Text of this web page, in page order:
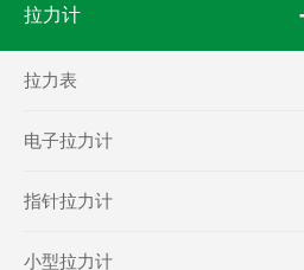
拉力计
拉力表
电子拉力计
指针拉力计
小型拉力计